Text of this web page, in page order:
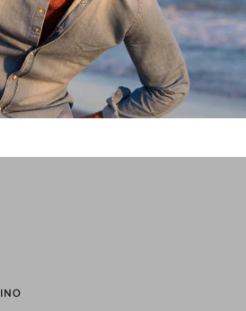
di abbigliamento di alta qualità e dei